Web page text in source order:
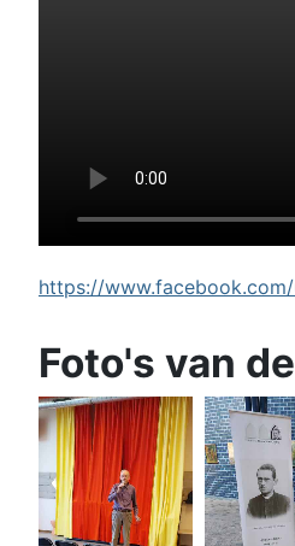
https://
Foto's van